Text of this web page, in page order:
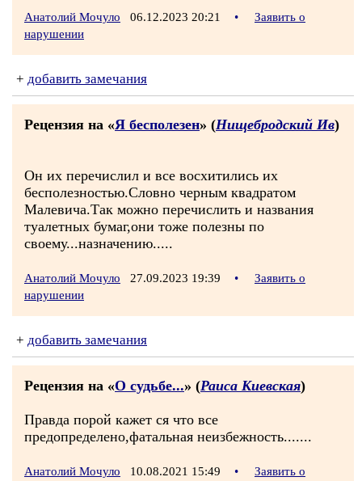
Анатолий Мочуло 06.12.2023 20:21 •
Заявить о
нарушении
+ добавить замечания
Рецензия на «Я бесполезен» (Нищебродский Ив)
Он их перечислил и все восхитились их
бесполезностью.Словно черным квадратом
Малевича.Так можно перечислить и названия
туалетных бумаг,они тоже полезны по
своему...назначению.....
Анатолий Мочуло 27.09.2023 19:39 •
Заявить о
нарушении
+ добавить замечания
Рецензия на «О судьбе...» (Раиса Киевская)
Правда порой кажет ся что все
предопределено,фатальная неизбежность.......
Анатолий Мочуло 10.08.2021 15:49 •
Заявить о